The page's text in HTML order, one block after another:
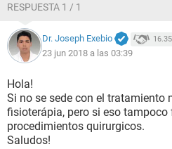
RESPUESTA 1 / 1
Dr. Joseph Exebio
23 jun 2018 a las 03:39
Hola!
Si no se sede con el tratamiento
fisioterápia, pero si eso
procedimientos quirurgicos.
Saludos!